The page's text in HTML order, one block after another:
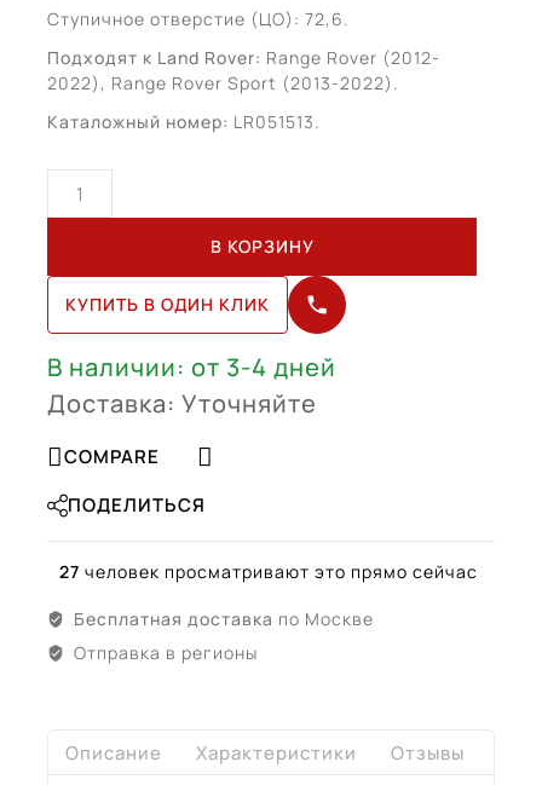
Ступичное отверстие (ЦО): 72,6.
Подходят к Land Rover: Range Rover (2012-
2022), Range Rover Sport (2013-2022).
Каталожный номер: LR051513.
товара
Range
Rover
R22
(LR051513)
В КОРЗИНУ
КУПИТЬ В ОДИН КЛИК
В наличии: от 3-4 дней
Доставка: Уточняйте
COMPARE
ПОДЕЛИТЬСЯ
27 человек просматривают это прямо сейчас
Бесплатная доставка по Москве
Отправка в регионы
Описание Характеристики Отзывы